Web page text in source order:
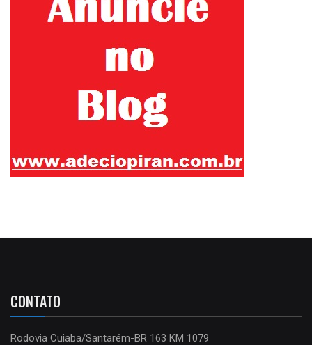
CONTATO
Rodovia Cuiaba/Santarém-BR 163 KM 1079